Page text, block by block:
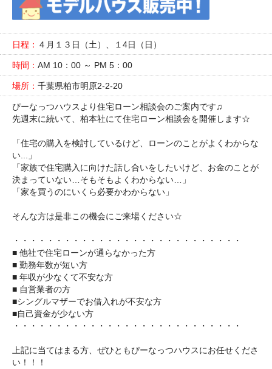
日程： ４月１３日（土）、１4日（日）
時間： AM 10：00 ～ PM 5：00
場所： 千葉県柏市明原2-2-20
ぴーなっつハウスより住宅ローン相談会のご案内です♫
先週末に続いて、柏本社にて住宅ローン相談会を開催します☆
「住宅の購入を検討しているけど、ローンのことがよくわからな
い...」
「家族で住宅購入に向けた話し合いをしたいけど、お金のことが
決まっていない…そもそもよくわからない…」
「家を買うのにいくら必要かわからない」
そんな方は是非この機会にご来場ください☆
・・・・・・・・・・・・・・・・・・・・・・・・・・・
■ 他社で住宅ローンが通らなかった方
■ 勤務年数が短い方
■ 年収が少なくて不安な方
■ 自営業者の方
■シングルマザーでお借入れが不安な方
■自己資金が少ない方
・・・・・・・・・・・・・・・・・・・・・・・・・・・
上記に当てはまる方、ぜひともぴーなっつハウスにお任せくださ
い！！！